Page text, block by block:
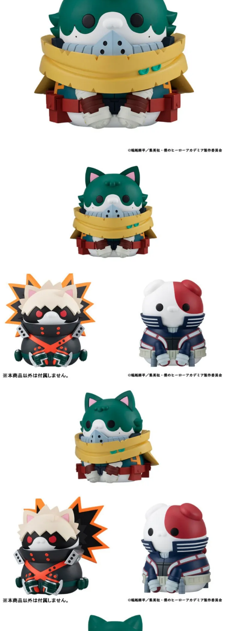
資料（包含姓名、電話或地址）提供予台灣大哥大進項蒐集、處理及利用，
由本公司與您本人進行分期帳單所需資料之確認、核對及更正。
3.完整用戶服務條款，請詳閱以下連結：
https://oppay.tw/userRule
每筆NT$120，滿NT$3,000(含以上)免運費
預購-宅配(離島)(舊)
每筆NT$160，滿NT$3,000(含以上)免運費
東海門市自取，需自備購物袋取貨唷。